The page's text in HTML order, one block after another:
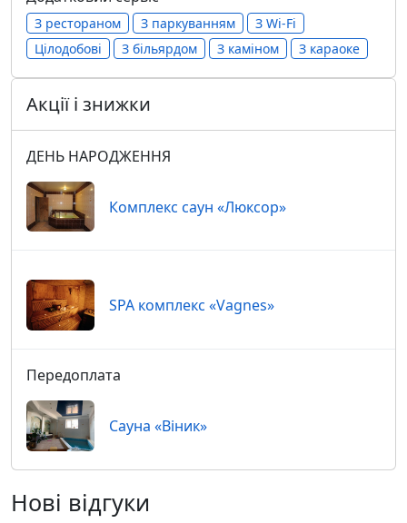
З рестораном З паркуванням
З Wi-Fi
Цілодобові
З більярдом З каміном З караоке
Акції і знижки
ДЕНЬ НАРОДЖЕННЯ
Комплекс саун «Люксор»
SPA комплекс «Vagnes»
Передоплата
Сауна «Віник»
Нові відгуки